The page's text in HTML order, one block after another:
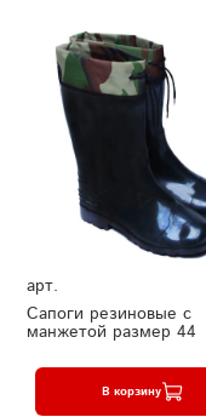
арт.
Сапоги резиновые с
манжетой размер 44
В корзину